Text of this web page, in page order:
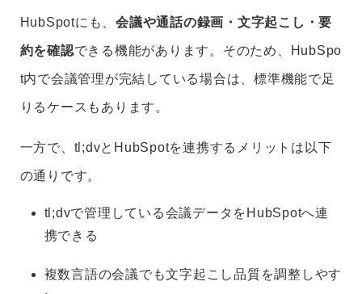
HubSpotにも、会議や通話の録画・文字起こし・要
約を確認できる機能があります。そのため、HubSpo
t内で会議管理が完結している場合は、標準機能で足
りるケースもあります。
一方で、tl;dvとHubSpotを連携するメリットは以下
の通りです。
tl;dvで管理している会議データをHubSpotへ連
携できる
複数言語の会議でも文字起こし品質を調整しやす